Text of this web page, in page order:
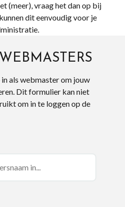
(meer), vraag het dan op bij
dit eenvoudig voor je
als webmaster om jouw
Dit formulier kan niet
om in te loggen op de